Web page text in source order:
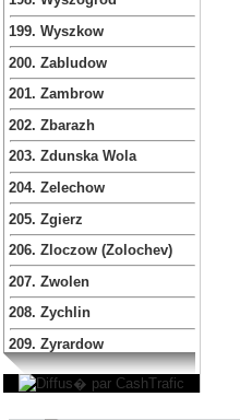
199. Wyszkow
200. Zabludow
201. Zambrow
202. Zbarazh
203. Zdunska Wola
204. Zelechow
205. Zgierz
206. Zloczow (Zolochev)
207. Zwolen
208. Zychlin
209. Zyrardow